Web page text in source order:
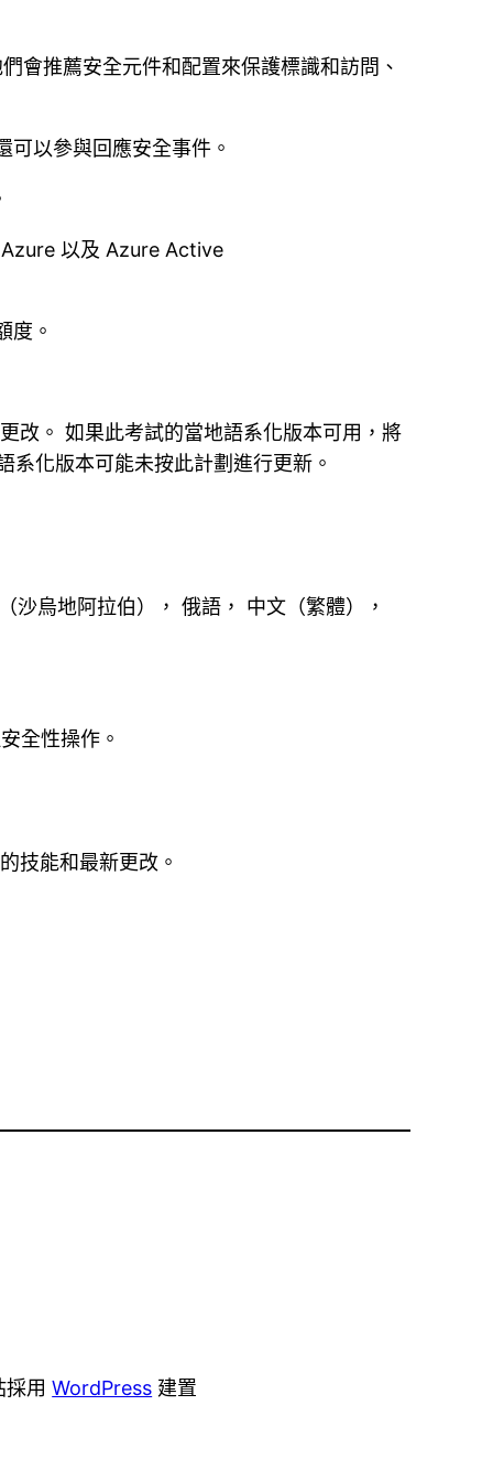
會推薦安全元件和配置來保護標識和訪問、
以參與回應安全事件。
以及 Azure Active
度。
改。 如果此考試的當地語系化版本可用，將
化版本可能未按此計劃進行更新。
烏地阿拉伯）， 俄語， 中文（繁體），
全性操作。
技能和最新更改。
採用WordPress 建置